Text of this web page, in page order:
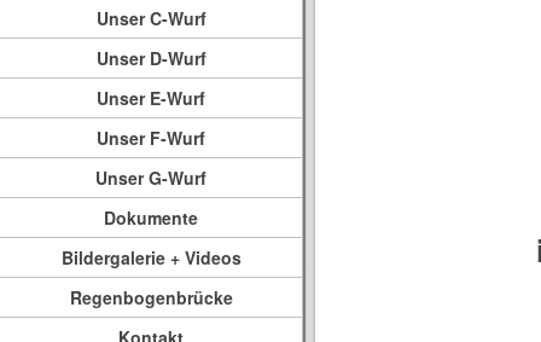
Unser C-Wurf
Unser D-Wurf
Unser E-Wurf
Unser F-Wurf
Unser G-Wurf
Dokumente
Bildergalerie + Videos
Regenbogenbrücke
Kontakt